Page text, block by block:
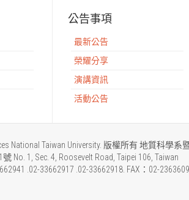
公告事項
最新公告
榮耀分享
演講資訊
活動公告
National Taiwan University. 版權所有 地質科學
No. 1, Sec. 4, Roosevelt Road, Taipei 106, Taiwan
.02-33662917 .02-33662918. FAX：02-